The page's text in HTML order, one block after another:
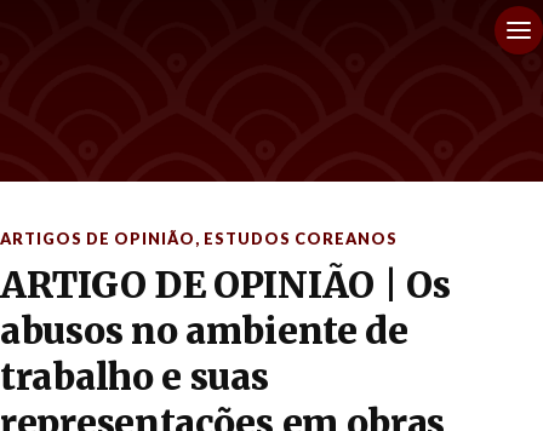
ARTIGOS DE OPINIÃO, ESTUDOS COREANOS
ARTIGO DE OPINIÃO | Os
abusos no ambiente de
trabalho e suas